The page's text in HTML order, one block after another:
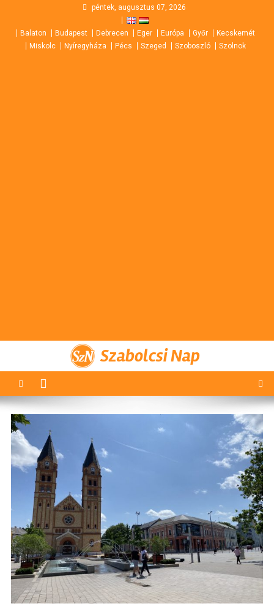
content
péntek, augusztus 07, 2026
Balaton Budapest Debrecen Eger Európa Győr
Kecskemét
Miskolc
Nyíregyháza Pécs Szeged Szoboszló Szolnok
Szabolcsi Nap